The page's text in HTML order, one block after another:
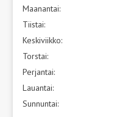
Maanantai:
Tiistai:
Keskiviikko:
Torstai:
Perjantai:
Lauantai:
Sunnuntai: